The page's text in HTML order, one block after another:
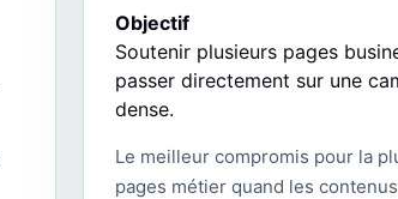
Objectif
Soutenir plusieurs pages
passer directement sur une
dense.
Le meilleur compromis pour la
pages métier quand les